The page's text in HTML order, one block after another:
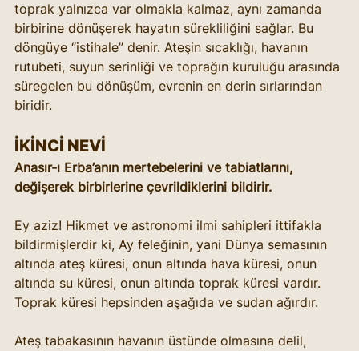
toprak yalnızca var olmakla kalmaz, aynı zamanda
birbirine dönüşerek hayatın sürekliliğini sağlar. Bu
döngüye “istihale” denir. Ateşin sıcaklığı, havanın
rutubeti, suyun serinliği ve toprağın kuruluğu arasında
süregelen bu dönüşüm, evrenin en derin sırlarından
biridir.
İKİNCİ NEVİ
Anasır-ı Erba’anın mertebelerini ve tabiatlarını,
değişerek birbirlerine çevrildiklerini bildirir.
Ey aziz! Hikmet ve astronomi ilmi sahipleri ittifakla
bildirmişlerdir ki, Ay feleğinin, yani Dünya semasının
altında ateş küresi, onun altında hava küresi, onun
altında su küresi, onun altında toprak küresi vardır.
Toprak küresi hepsinden aşağıda ve sudan ağırdır.
Ateş tabakasının havanın üstünde olmasına delil,